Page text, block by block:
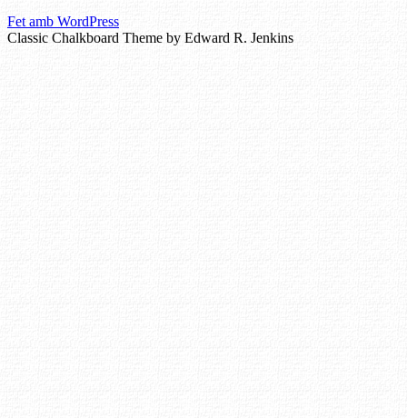
Fet amb WordPress
Classic Chalkboard Theme by Edward R. Jenkins